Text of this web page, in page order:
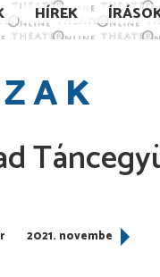
HÍREK
2021. november